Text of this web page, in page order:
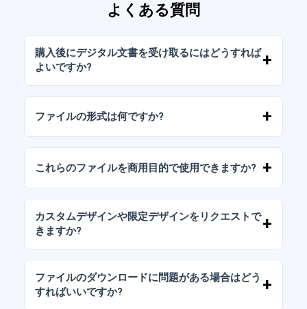
よくある質問
購入後にデジタル文書を受け取るにはどうすれば
よいですか?
イルをダウンロードできます。
ファイルの形式は何ですか?
パッケージには、AIまたはPDFファイルも含ま
れています。
これらのファイルを商用目的で使用できますか?
（変更せずに）再販しないことを条件として、
個人ライセンスと商用ライセンスが含まれてい
ます。
カスタムデザインや限定デザインをリクエストで
きますか?
ます。お気軽にお問い合わせいただき、ご希望
をお伝えください。
ファイルのダウンロードに問題がある場合はどう
すればいいですか?